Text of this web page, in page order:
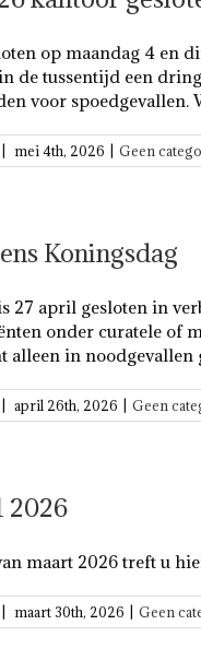
op maandag 4 en
de tussentijd een
voor spoedgevallen.
mei 4th, 2026 Geen
Koningsdag
27 april gesloten in
onder curatele of
alleen in noodgevallen
april 26th, 2026 Geen
2026
maart 2026 treft u
maart 30th, 2026 Geen